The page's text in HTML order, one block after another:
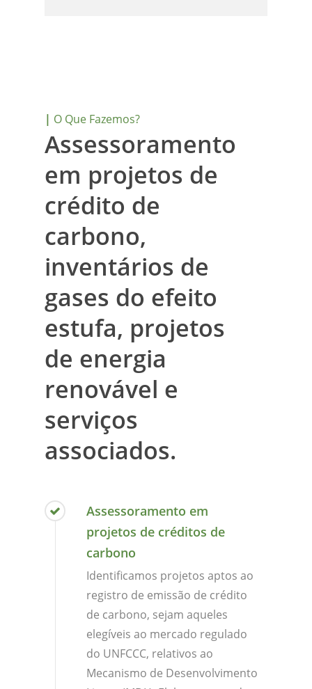
| O Que Fazemos?
Assessoramento
em projetos de
crédito de
carbono,
inventários de
gases do efeito
estufa, projetos
de energia
renovável e
serviços
associados.
Assessoramento em
projetos de créditos de
carbono
Identificamos projetos aptos ao
registro de emissão de crédito
de carbono, sejam aqueles
elegíveis ao mercado regulado
do UNFCCC, relativos ao
Mecanismo de Desenvolvimento